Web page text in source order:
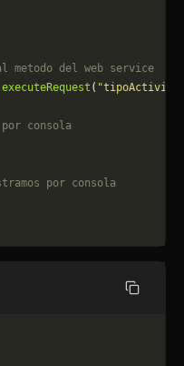
metodo del web service
executeRequest (
consola
por consola
Copiar